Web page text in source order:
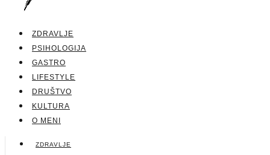
ZDRAVLJE
PSIHOLOGIJA
GASTRO
LIFESTYLE
DRUŠTVO
KULTURA
O MENI
ZDRAVLJE